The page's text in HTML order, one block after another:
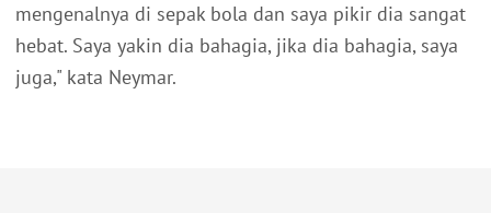
mengenalnya di sepak bola dan saya pikir dia sangat
hebat. Saya yakin dia bahagia, jika dia bahagia, saya
juga," kata Neymar.